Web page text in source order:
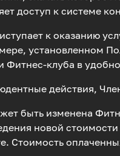
доступ к системе
к оказанию
установленном
Фитнес-клуба в
действия,
быть изменена
новой
Стоимость